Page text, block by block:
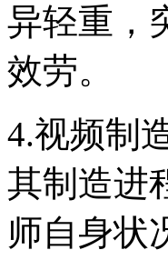
异轻重，
效劳。
4.视频制
其制造进
师自身状